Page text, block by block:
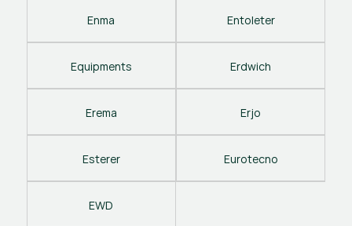
Enma Entoleter
Equipments Erdwich
Erema Erjo
Esterer Eurotecno
EWD